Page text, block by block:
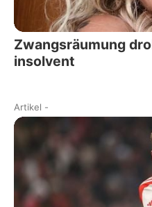
Zwangsräumung
insolvent
Artikel -